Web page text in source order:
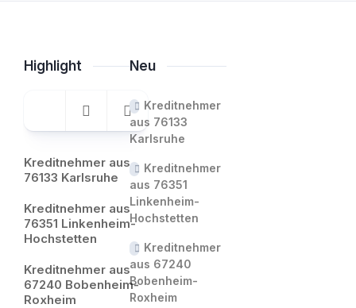
Highlight
Kreditnehmer aus
76133 Karlsruhe
Kreditnehmer aus
76351 Linkenheim-
Hochstetten
Kreditnehmer aus
67240 Bobenheim-
Roxheim
Neu
Kreditnehmer
aus 76133
Karlsruhe
Kreditnehmer
aus 76351
Linkenheim-
Hochstetten
Kreditnehmer
aus 67240
Bobenheim-
Roxheim